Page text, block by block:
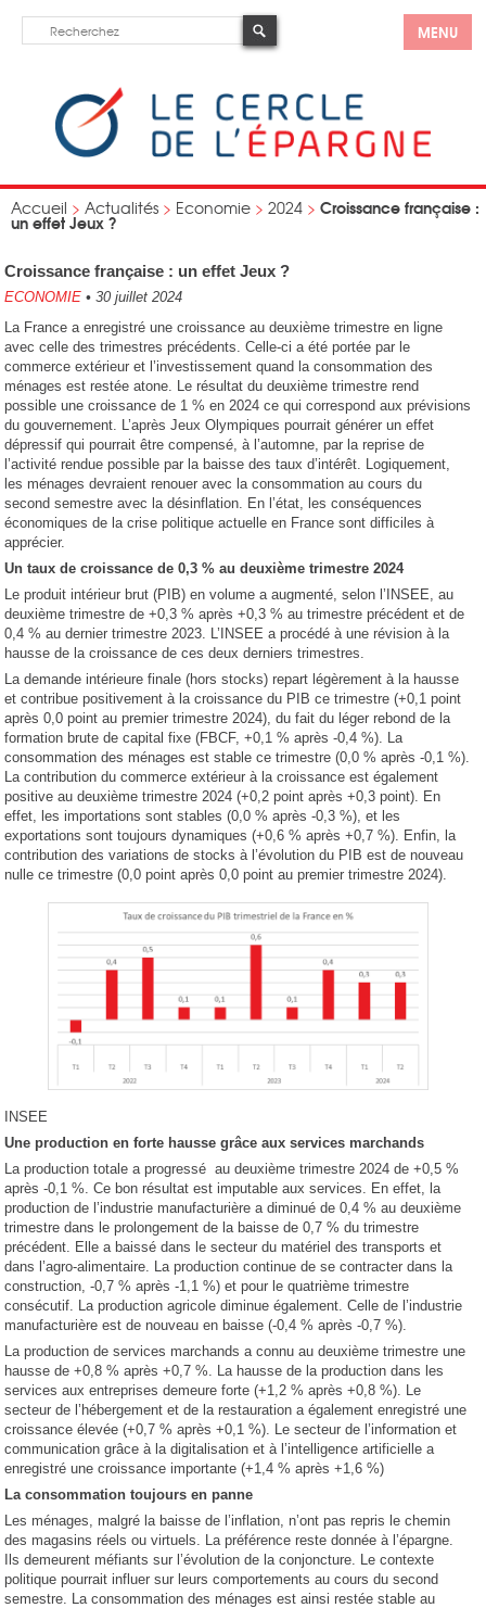
MENU
Accueil > Actualités > Economie > 2024 > Croissance française :
un effet Jeux ?
Croissance française : un effet Jeux ?
ECONOMIE • 30 juillet 2024
La France a enregistré une croissance au deuxième trimestre en ligne
avec celle des trimestres précédents. Celle-ci a été portée par le
commerce extérieur et l’investissement quand la consommation des
ménages est restée atone. Le résultat du deuxième trimestre rend
possible une croissance de 1 % en 2024 ce qui correspond aux prévisions
du gouvernement. L’après Jeux Olympiques pourrait générer un effet
dépressif qui pourrait être compensé, à l’automne, par la reprise de
l’activité rendue possible par la baisse des taux d’intérêt. Logiquement,
les ménages devraient renouer avec la consommation au cours du
second semestre avec la désinflation. En l’état, les conséquences
économiques de la crise politique actuelle en France sont difficiles à
apprécier.
Un taux de croissance de 0,3 % au deuxième trimestre 2024
Le produit intérieur brut (PIB) en volume a augmenté, selon l’INSEE, au
deuxième trimestre de +0,3 % après +0,3 % au trimestre précédent et de
0,4 % au dernier trimestre 2023. L’INSEE a procédé à une révision à la
hausse de la croissance de ces deux derniers trimestres.
La demande intérieure finale (hors stocks) repart légèrement à la hausse
et contribue positivement à la croissance du PIB ce trimestre (+0,1 point
après 0,0 point au premier trimestre 2024), du fait du léger rebond de la
formation brute de capital fixe (FBCF, +0,1 % après -0,4 %). La
consommation des ménages est stable ce trimestre (0,0 % après -0,1 %).
La contribution du commerce extérieur à la croissance est également
positive au deuxième trimestre 2024 (+0,2 point après +0,3 point). En
effet, les importations sont stables (0,0 % après -0,3 %), et les
exportations sont toujours dynamiques (+0,6 % après +0,7 %). Enfin, la
contribution des variations de stocks à l’évolution du PIB est de nouveau
nulle ce trimestre (0,0 point après 0,0 point au premier trimestre 2024).
INSEE
Une production en forte hausse grâce aux services marchands
La production totale a progressé au deuxième trimestre 2024 de +0,5 %
après -0,1 %. Ce bon résultat est imputable aux services. En effet, la
production de l’industrie manufacturière a diminué de 0,4 % au deuxième
trimestre dans le prolongement de la baisse de 0,7 % du trimestre
précédent. Elle a baissé dans le secteur du matériel des transports et
dans l’agro-alimentaire. La production continue de se contracter dans la
construction, -0,7 % après -1,1 %) et pour le quatrième trimestre
consécutif. La production agricole diminue également. Celle de l’industrie
manufacturière est de nouveau en baisse (-0,4 % après -0,7 %).
La production de services marchands a connu au deuxième trimestre une
hausse de +0,8 % après +0,7 %. La hausse de la production dans les
services aux entreprises demeure forte (+1,2 % après +0,8 %). Le
secteur de l’hébergement et de la restauration a également enregistré une
croissance élevée (+0,7 % après +0,1 %). Le secteur de l’information et
communication grâce à la digitalisation et à l’intelligence artificielle a
enregistré une croissance importante (+1,4 % après +1,6 %)
La consommation toujours en panne
Les ménages, malgré la baisse de l’inflation, n’ont pas repris le chemin
des magasins réels ou virtuels. La préférence reste donnée à l’épargne.
Ils demeurent méfiants sur l’évolution de la conjoncture. Le contexte
politique pourrait influer sur leurs comportements au cours du second
semestre. La consommation des ménages est ainsi restée stable au